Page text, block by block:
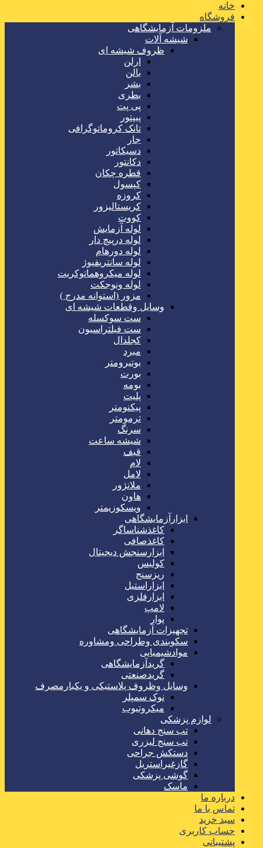
خانه
فروشگاه
ملزومات آزمایشگاهی
شیشه آلات
ظروف شیشه ای
ارلن
بالن
بشر
بطری
پی پت
پیپتور
تانک کروماتوگرافی
جار
دسیکاتور
دکانتور
قطره چکان
کپسول
کروزه
کریستالیزور
کووت
لوله آزمایش
لوله درپیچ دار
لوله دورهام
لوله سانتریفیوژ
لوله میکروهماتوکریت
لوله ونوجکت
مزور (استوانه مدرج )
وسایل وقطعات شیشه ای
ست سوکسله
ست فیلتراسیون
کجلدال
مبرد
بوتیرومتر
بورت
بومه
پلیت
پیکنومتر
ترمومتر
سرنگ
شیشه ساعت
قیف
لام
لامل
ملانژور
هاون
ویسکوزیمتر
ابزارآزمایشگاهی
کاغذشناساگر
کاغذصافی
ابزارسنجش دیجیتال
کولیس
ریزسنج
ابزاراستیل
ابزارفلزی
لامپ
پوار
تجهیزات آزمایشگاهی
سکوبندی وطراحی ومشاوره
موادشیمیایی
گریدآزمایشگاهی
گریدصنعتی
وسایل وظروف پلاستیکی و یکبارمصرف
نوک سمپلر
میکروتیوب
لوازم پزشکی
تب سنج دهانی
تب سنج لیزری
دستکش جراحی
گازغیراستریل
گوشی پزشکی
ماسک
درباره ما
تماس با ما
سبد خرید
حساب کاربری
پشتیبانی